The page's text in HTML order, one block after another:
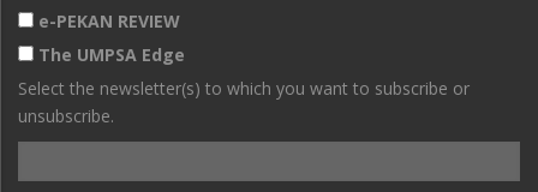
e-PEKAN REVIEW
The UMPSA Edge
Select the newsletter(s) to which you want to subscribe or
unsubscribe.